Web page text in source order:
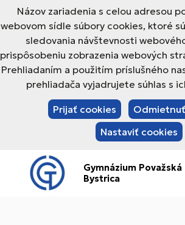
Názov zariadenia s celou adresou
webovom sídle súbory cookies, ktoré
sledovania návštevnosti
prispôsobeniu zobrazenia webových
Prehliadaním a použitím príslušného
prehliadača vyjadrujete súhlas s
Prijať cookies
Nastaviť cookies
Gymnázium Považská
Bystrica